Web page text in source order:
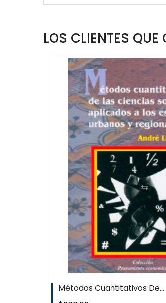
LOS CLIENTES
Métodos Cuantitativos De...